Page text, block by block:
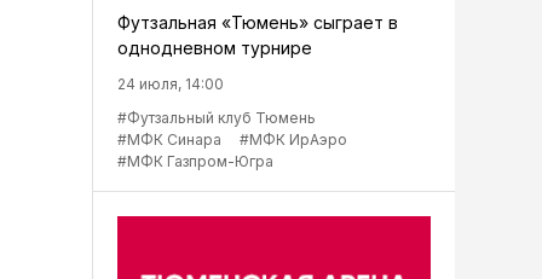
Футзальная «Тюмень» сыграет в
однодневном турнире
24 июля, 14:00
#Футзальный клуб Тюмень
#МФК Синара
#МФК ИрАэро
#МФК Газпром-Югра